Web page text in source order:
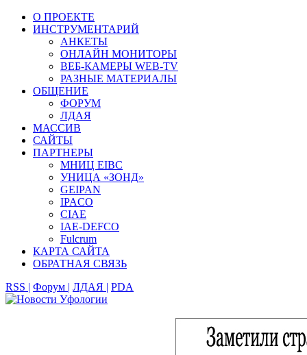
О ПРОЕКТЕ
ИНСТРУМЕНТАРИЙ
АНКЕТЫ
ОНЛАЙН МОНИТОРЫ
ВЕБ-КАМЕРЫ WEB-TV
РАЗНЫЕ МАТЕРИАЛЫ
ОБЩЕНИЕ
ФОРУМ
ЛДАЯ
МАССИВ
САЙТЫ
ПАРТНЕРЫ
МНИЦ EIBC
УНИЦА «ЗОНД»
GEIPAN
IPACO
CIAE
IAE-DEFCO
Fulcrum
КАРТА САЙТА
ОБРАТНАЯ СВЯЗЬ
RSS | Форум | ЛДАЯ | PDA